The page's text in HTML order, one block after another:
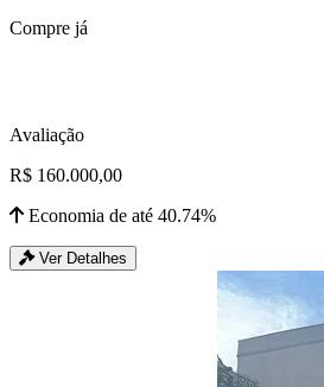
Compre já
Avaliação
R$ 160.000,00
Economia de até 40.74%
Ver Detalhes